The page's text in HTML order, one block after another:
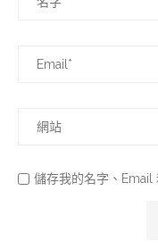
儲存我的名字、Email